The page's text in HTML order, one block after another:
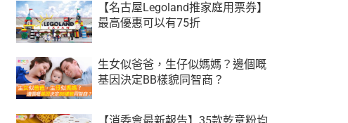
【名古屋Legoland推家庭用票券】
最高優惠可以有75折
生女似爸爸，生仔似媽媽？邊個嘅
基因決定BB樣貌同智商？